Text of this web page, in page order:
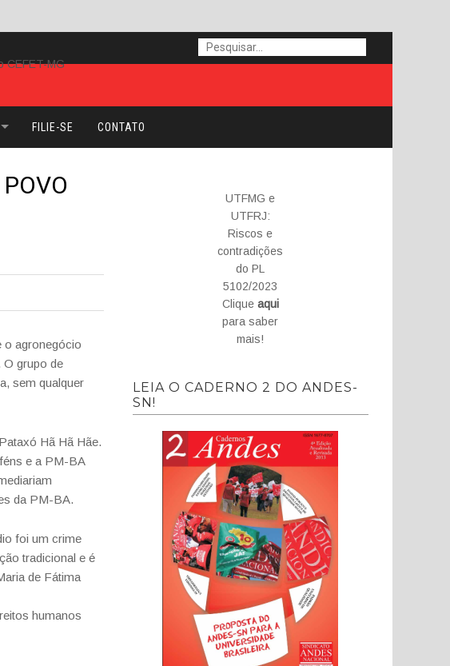
FILIE-SE CONTATO
o agronegócio
O grupo de
sem qualquer
Hã Hã Hãe.
e a PM-BA
da PM-BA.
foi um crime
tradicional e é
de Fátima
humanos
UTFMG e
UTFRJ:
Riscos e
contradições
do PL
5102/2023
Clique aqui
para saber
mais!
LEIA O CADERNO 2 DO ANDES-
SN!